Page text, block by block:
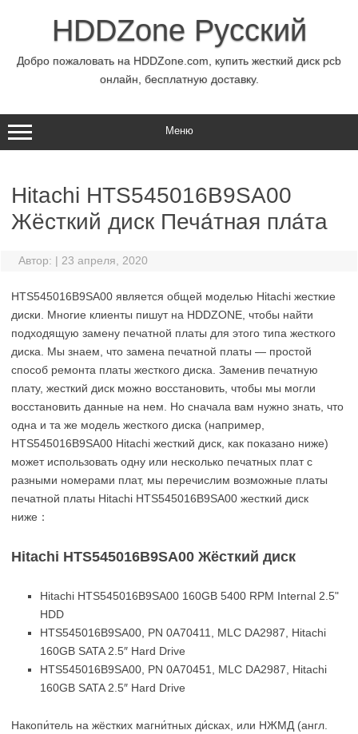
содержимомуHDDZone Русский
Добро пожаловать на HDDZone.com, купить жесткий диск pcb
онлайн, бесплатную доставку.
Меню
Hitachi HTS545016B9SA00
Жёсткий диск Печа́тная пла́та
Автор: | 23 апреля, 2020
HTS545016B9SA00 является общей моделью Hitachi жесткие
диски. Многие клиенты пишут на HDDZONE, чтобы найти
подходящую замену печатной платы для этого типа жесткого
диска. Мы знаем, что замена печатной платы — простой
способ ремонта платы жесткого диска. Заменив печатную
плату, жесткий диск можно восстановить, чтобы мы могли
восстановить данные на нем. Но сначала вам нужно знать, что
одна и та же модель жесткого диска (например,
HTS545016B9SA00 Hitachi жесткий диск, как показано ниже)
может использовать одну или несколько печатных плат с
разными номерами плат, мы перечислим возможные платы
печатной платы Hitachi HTS545016B9SA00 жесткий диск
ниже：
Hitachi HTS545016B9SA00 Жёсткий диск
Hitachi HTS545016B9SA00 160GB 5400 RPM Internal 2.5"
HDD
HTS545016B9SA00, PN 0A70411, MLC DA2987, Hitachi
160GB SATA 2.5″ Hard Drive
HTS545016B9SA00, PN 0A70451, MLC DA2987, Hitachi
160GB SATA 2.5″ Hard Drive
Накопи́тель на жёстких магни́тных ди́сках, или НЖМД (англ.